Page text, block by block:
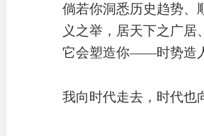
倘若你洞悉历史趋势、
义之举，居天下之广居
它会塑造你——时势造
我向时代走去，时代也